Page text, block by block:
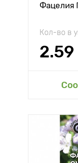
Фацелия
Кол-во в
2.59